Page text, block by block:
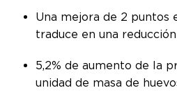
Una mejora de 2 puntos
traduce en una
5,2% de aumento de la
unidad de masa de